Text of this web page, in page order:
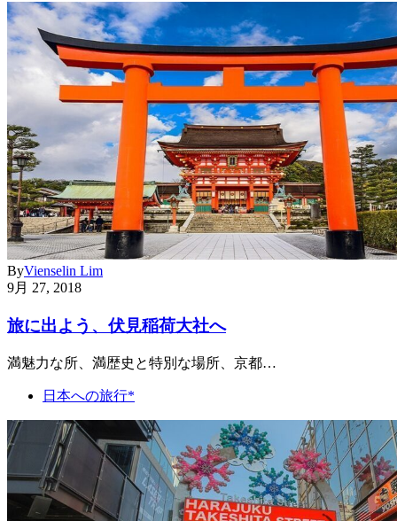
ByVienselin Lim
9月 27, 2018
旅に出よう、伏見稲荷大社へ
満魅力な所、満歴史と特別な場所、京都…
日本への旅行*